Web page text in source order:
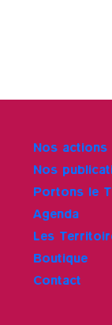
Nos actions
Nos
Portons le
Agenda
Les
Boutique
Contact